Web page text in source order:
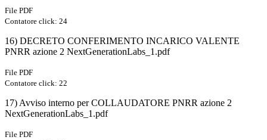
File PDF
Contatore click: 24
16) DECRETO CONFERIMENTO INCARICO VALENTE
PNRR azione 2 NextGenerationLabs_1.pdf
File PDF
Contatore click: 22
17) Avviso interno per COLLAUDATORE PNRR azione 2
NextGenerationLabs_1.pdf
File PDF